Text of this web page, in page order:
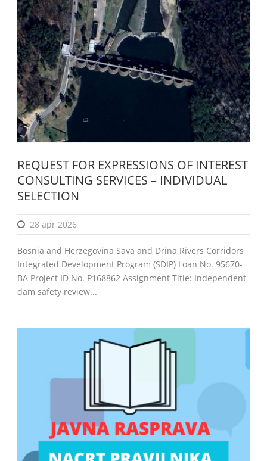
REQUEST FOR EXPRESSIONS OF INTEREST
CONSULTING SERVICES – INDIVIDUAL
SELECTION
28 apr 2026
Bosnia and Herzegovina Sava and Drina Rivers Corridors
Integrated Development Program (SDIP) Loan No. 95670-
BA Project ID No. P168862 Assignment Title: Independent
dam safety review...